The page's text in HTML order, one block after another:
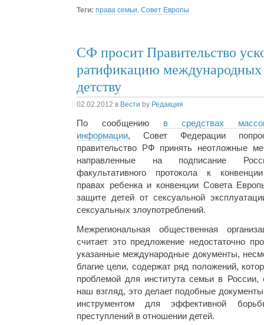
Теги: права семьи Совет Европы
СФ просит Правительство
ратификацию международных
детству
02.02.2012 в Вести by Редакция
По сообщению в средствах
информации, Совет Федерации
правительство РФ принять неотложные
направленные на подписание
факультативного протокола к
правах ребенка и конвенции Совета
защите детей от сексуальной
сексуальных злоупотреблений.
Межрегиональная общественная
считает это предложение недостаточно
указанные международные документы,
благие цели, содержат ряд положений,
проблемой для института семьи в
наш взгляд, это делает подобные
инструментом для эффективной
преступлений в отношении детей.